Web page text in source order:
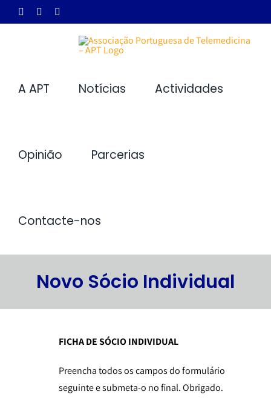
to
Facebook
A APT Notícias Actividades
Opinião Parcerias
Contacte-nos
Novo Sócio Individual
FICHA DE SÓCIO INDIVIDUAL
Preencha todos os campos do formulário
seguinte e submeta-o no final. Obrigado.